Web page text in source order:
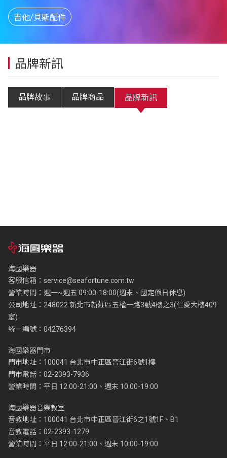
吉他/貝斯配件
品牌新訊
品牌故事 品牌商品 品牌新訊
海國樂器
客服信箱： service@seafortune.com.tw
營業時間：週一~週五 09:00-18:00(週末、國定假日休息)
公司地址：248022 新北市新莊區五權一路3號4樓之3(仁愛大樓409
室)
統一編號：04276394
海國樂器門市
門市地址：100041 台北市中正區晉江街6號1樓
門市電話：02-2393-7936
營業時間：平日 12:00-21:00、週末 10:00-19:00
海國樂器音樂教室
音教地址：100041 台北市中正區晉江街6之1號1F、B1
音教電話：02-2393-1279
營業時間：平日 12:00-21:00、週末 10:00-19:00